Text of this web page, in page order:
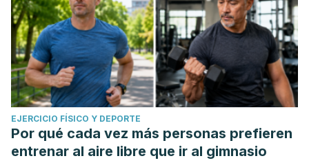
EJERCICIO FÍSICO Y DEPORTE
Por qué cada vez más personas prefieren
entrenar al aire libre que ir al gimnasio